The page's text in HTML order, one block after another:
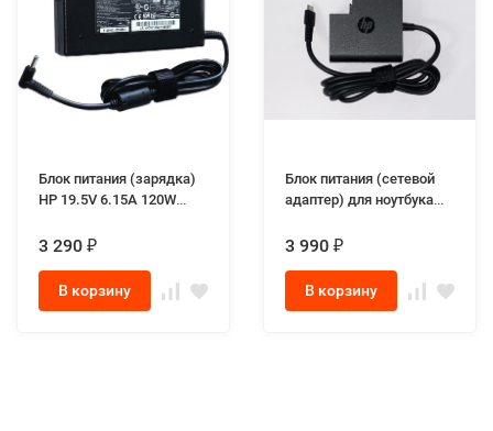
Блок питания (зарядка)
HP 19.5V 6.15A 120W
3 290 ₽
В корзину
Блок питания (сетевой
адаптер) для ноутбука
65W max Type-C Square
3 990 ₽
В корзину